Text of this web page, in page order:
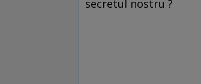
secretul nostru ?